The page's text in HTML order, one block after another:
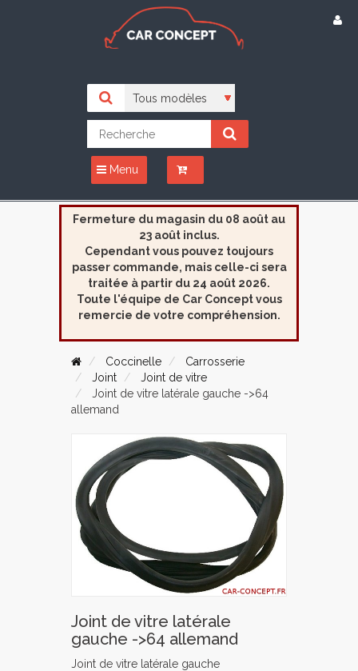
Menu
Fermeture du magasin du 08 août au
23 août inclus.
Cependant vous pouvez toujours
passer commande, mais celle-ci sera
traitée à partir du 24 août 2026.
Toute l'équipe de Car Concept vous
remercie de votre compréhension.
Coccinelle
Carrosserie
Joint
Joint de vitre
Joint de vitre latérale gauche ->64
allemand
Joint de vitre latérale
gauche ->64 allemand
Joint de vitre latérale gauche